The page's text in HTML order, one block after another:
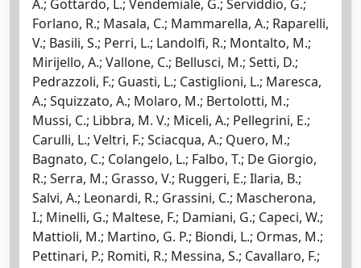
A.; Gottardo, L.; Vendemiale, G.; Serviddio, G.;
Forlano, R.; Masala, C.; Mammarella, A.; Raparelli,
V.; Basili, S.; Perri, L.; Landolfi, R.; Montalto, M.;
Mirijello, A.; Vallone, C.; Bellusci, M.; Setti, D.;
Pedrazzoli, F.; Guasti, L.; Castiglioni, L.; Maresca,
A.; Squizzato, A.; Molaro, M.; Bertolotti, M.;
Mussi, C.; Libbra, M. V.; Miceli, A.; Pellegrini, E.;
Carulli, L.; Veltri, F.; Sciacqua, A.; Quero, M.;
Bagnato, C.; Colangelo, L.; Falbo, T.; De Giorgio,
R.; Serra, M.; Grasso, V.; Ruggeri, E.; Ilaria, B.;
Salvi, A.; Leonardi, R.; Grassini, C.; Mascherona,
I.; Minelli, G.; Maltese, F.; Damiani, G.; Capeci, W.;
Mattioli, M.; Martino, G. P.; Biondi, L.; Ormas, M.;
Pettinari, P.; Romiti, R.; Messina, S.; Cavallaro, F.;